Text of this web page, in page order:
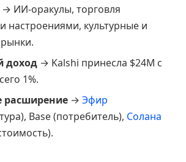
→ ИИ-оракулы, торговля
настроениями, культурные и
доход → Kalshi принесла $24M с
1%.
расширение → Эфир
Base (потребитель), Солана